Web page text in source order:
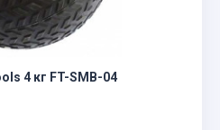
4 кг FT-SMB-04